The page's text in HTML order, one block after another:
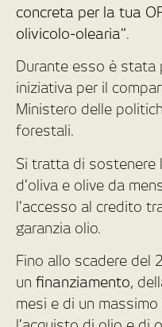
concreta per la tua
olivicolo-olearia”.
Durante esso è stata
iniziativa per il
Ministero delle
forestali.
Si tratta di sostenere
d’oliva e olive da
l’accesso al credito
garanzia olio.
Fino allo scadere del
un finanziamento,
mesi e di un